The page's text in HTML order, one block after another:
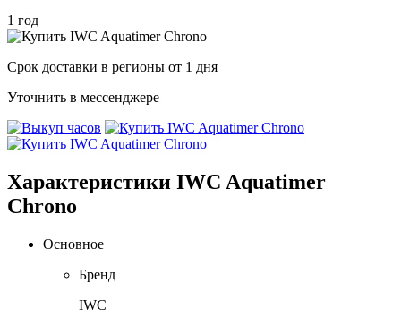
1 год
Срок доставки в регионы от 1 дня
Уточнить в мессенджере
Характеристики IWC Aquatimer
Chrono
Основное
Бренд
IWC